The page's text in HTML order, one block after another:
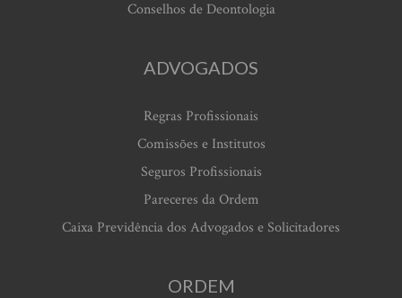
Conselhos de Deontologia
ADVOGADOS
Regras Profissionais
Comissões e Institutos
Seguros Profissionais
Pareceres da Ordem
Caixa Previdência dos Advogados e Solicitadores
ORDEM